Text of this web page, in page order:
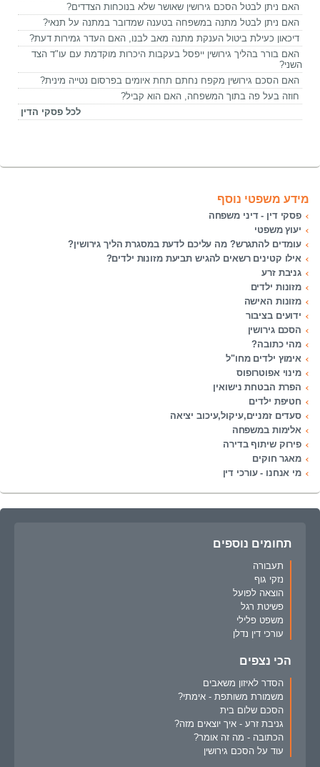
האם ניתן לבטל הסכם גירושין שאושר שלא בנוכחות הצדדים?
האם ניתן לבטל מתנה במשפחה בטענה שמדובר במתנה על תנאי?
דיכאון כעילת ביטול הענקת מתנה מאב לבנו, האם העדר גמירות דעת?
האם בורר בהליך גירושין ייפסל בעקבות היכרות מוקדמת עם עו"ד הצד
השני?
האם הסכם גירושין מקפח נחתם תחת איומים בפרסום נטייה מינית?
חוזה בעל פה בתוך המשפחה, האם הוא קביל?
לכל פסקי הדין
מידע משפטי נוסף
פסקי דין - דיני משפחה
יעוץ משפטי
עומדים להתגרש? מה עליכם לדעת במסגרת הליך גירושין?
אילו קטינים רשאים להגיש תביעת מזונות ילדים?
גניבת זרע
מזונות ילדים
מזונות האישה
ידועים בציבור
הסכם גירושין
מהי כתובה?
אימוץ ילדים מחו"ל
מינוי אפוטרופוס
הפרת הבטחת נישואין
חטיפת ילדים
סעדים זמניים,עיקול,עיכוב יציאה
אלימות במשפחה
פירוק שיתוף בדירה
מאגר חוקים
מי אנחנו - עורכי דין
תחומים נוספים
תעבורה
נזקי גוף
הוצאה לפועל
פשיטת רגל
משפט פלילי
עורכי דין נדלן
הכי נצפים
הסדר לאיזון משאבים
משמורת משותפת - אימתי?
הסכם שלום בית
גניבת זרע - איך יוצאים מזה?
הכתובה - מה זה אומר?
עוד על הסכם גירושין